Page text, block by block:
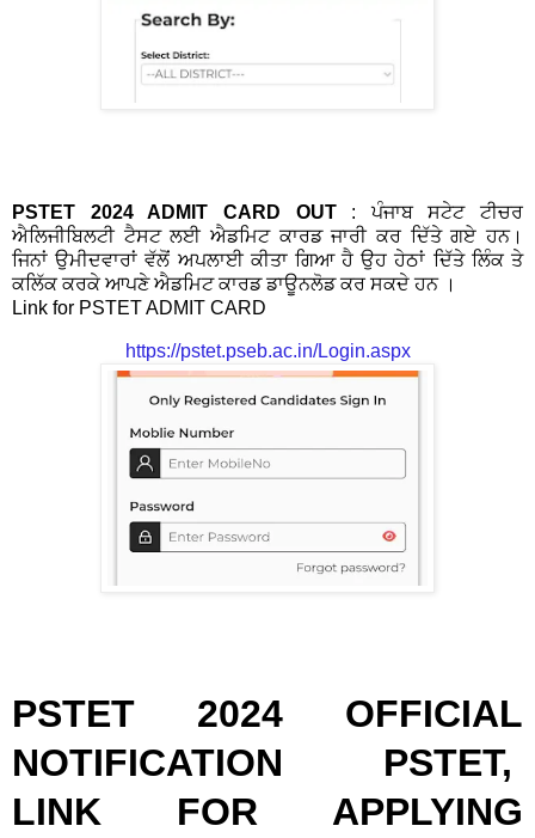
PSTET 2024 ADMIT CARD OUT: ਪੰਜਾਬ ਸਟੇਟ ਟੀਚਰ
ਐਲਿਜੀਬਿਲਟੀ ਟੈਸਟ ਲਈ ਐਡਮਿਟ ਕਾਰਡ ਜਾਰੀ ਕਰ ਦਿੱਤੇ ਗਏ ਹਨ।
ਜਿਨਾਂ ਉਮੀਦਵਾਰਾਂ ਵੱਲੋਂ ਅਪਲਾਈ ਕੀਤਾ ਗਿਆ ਹੈ ਉਹ ਹੇਠਾਂ ਦਿੱਤੇ ਲਿੰਕ ਤੇ
ਕਲਿੱਕ ਕਰਕੇ ਆਪਣੇ ਐਡਮਿਟ ਕਾਰਡ ਡਾਊਨਲੋਡ ਕਰ ਸਕਦੇ ਹਨ ।
Link for PSTET ADMIT CARD
https://pstet.pseb.ac.in/Login.aspx
PSTET 2024 OFFICIAL
NOTIFICATION PSTET,
LINK FOR APPLYING